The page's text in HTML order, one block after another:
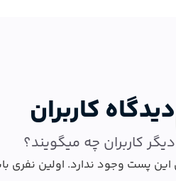
دیدگاه کاربران
دیگر کاربران چه میگویند؟
این پست وجود ندارد. اولین نفری